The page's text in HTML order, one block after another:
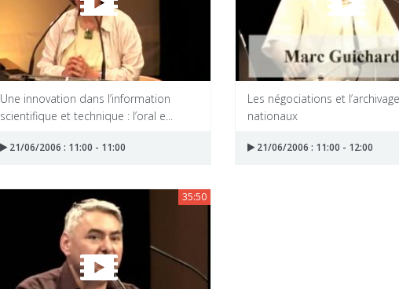
Une innovation dans l’information
scientifique et technique : l’oral e...
21/06/2006 : 11:00 - 11:00
Les négociations et l’archivage
nationaux
21/06/2006 : 11:00 - 12:00
35:50